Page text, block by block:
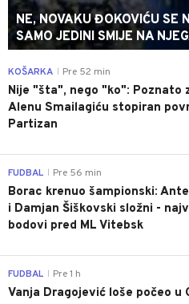
NE, NOVAKU ĐOKOVIĆU SE
SAMO JEDINI SMIJE NA
KOŠARKA Pre 52 min
Nije "šta", nego "ko": Poznato
Alenu Smailagiću stopiran
Partizan
FUDBAL Pre 56 min
Borac krenuo šampionski:
i Damjan Šiškovski složni -
bodovi pred ML Vitebsk
FUDBAL Pre 1 h
Vanja Dragojević loše počeo u